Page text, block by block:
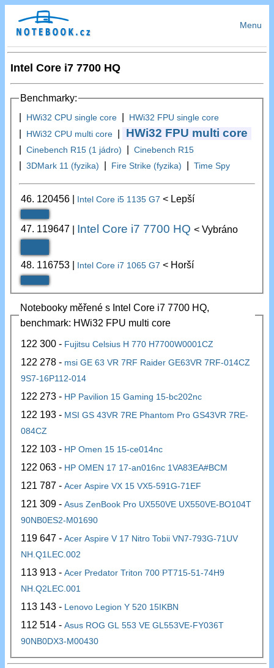
Menu
Intel Core i7 7700 HQ
Benchmarky:
HWi32 CPU single core HWi32 FPU single core
HWi32 CPU multi core HWi32 FPU multi core
|Cinebench R15 (1 jádro) |Cinebench R15
|3DMark 11 (fyzika) Fire Strike (fyzika) |Time Spy
46. 120456 Intel Core i5 1135 G7< Lepší
47. 119647 Intel Core i7 7700 HQ< Vybráno
48. 116753 Intel Core i7 1065 G7< Horší
Notebooky měřené s Intel Core i7 7700 HQ,
benchmark: HWi32 FPU multi core
122 300 - Fujitsu Celsius H 770 H7700W0001CZ
122 278 - msi GE 63 VR 7RF Raider GE63VR 7RF-014CZ
9S7-16P112-014
122 273 - HP Pavilion 15 Gaming 15-bc202nc
122 193 - MSI GS 43VR 7RE Phantom Pro GS43VR 7RE-
084CZ
122 103 - HP Omen 15 15-ce014nc
122 063 - HP OMEN 17 17-an016nc 1VA83EA#BCM
121 787 -Acer Aspire VX 15 VX5-591G-71EF
121 309 -Asus ZenBook Pro UX550VE UX550VE-BO104T
90NB0ES2-M01690
119 647 -Acer Aspire V 17 Nitro Tobii VN7-793G-71UV
NH.Q1LEC.002
113 913 -Acer Predator Triton 700 PT715-51-74H9
NH.Q2LEC.001
113 143 - Lenovo Legion Y 520 15IKBN
112 514 -Asus ROG GL 553 VE GL553VE-FY036T
90NB0DX3-M00430